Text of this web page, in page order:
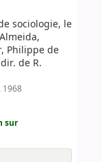
sociologie, le
Philippe de
de R.
1968
sur